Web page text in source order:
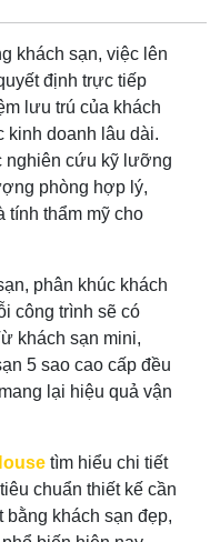
khách sạn, việc lên
định trực tiếp
lưu trú của khách
kinh doanh lâu dài.
nghiên cứu kỹ lưỡng
phòng hợp lý,
tính thẩm mỹ cho
phân khúc khách
công trình sẽ có
khách sạn mini,
5 sao cao cấp đều
lại hiệu quả vận
tìm hiểu chi tiết
chuẩn thiết kế cần
bằng khách sạn đẹp,